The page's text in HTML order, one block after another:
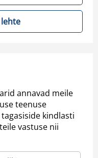
annavad meile
teenuse
kindlasti
vastuse nii